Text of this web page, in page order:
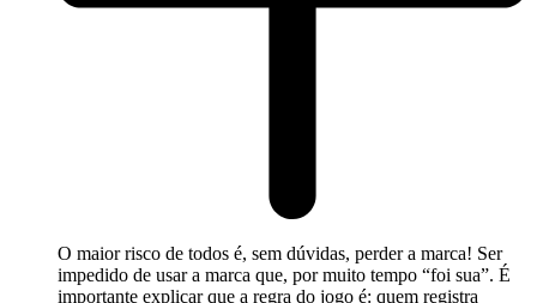
O maior risco de todos é, sem dúvidas, perder a marca! Ser
impedido de usar a marca que, por muito tempo “foi sua”. É
importante explicar que a regra do jogo é: quem registra